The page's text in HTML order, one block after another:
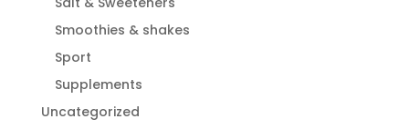
Smoothies & shakes
Sport
Supplements
Uncategorized